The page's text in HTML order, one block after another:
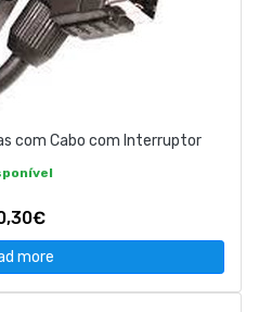
com Cabo com Interruptor
more